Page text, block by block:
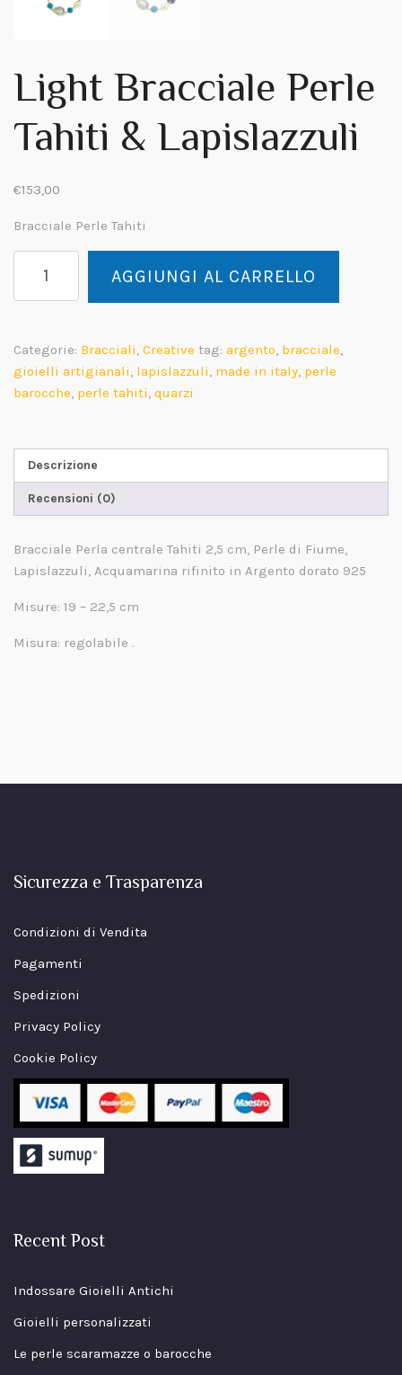
Light Bracciale Perle
Tahiti & Lapislazzuli
€153,00
Bracciale Perle Tahiti
Bracciale
Perle
&
Lapislazzuli
quantità
AGGIUNGI AL CARRELLO
Categorie: Bracciali, Creative tag: argento, bracciale,
gioielli artigianali, lapislazzuli, made in italy, perle
barocche, perle tahiti, quarzi
Descrizione
Recensioni (0)
Bracciale Perla centrale Tahiti 2,5 cm, Perle di Fiume,
Lapislazzuli, Acquamarina rifinito in Argento dorato 925
Misure: 19 – 22,5 cm
Misura: regolabile .
Sicurezza e Trasparenza
Condizioni di Vendita
Pagamenti
Spedizioni
Privacy Policy
Cookie Policy
Recent Post
Indossare Gioielli Antichi
Gioielli personalizzati
Le perle scaramazze o barocche